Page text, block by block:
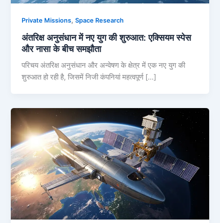
Private Missions,Space Research
अंतरिक्ष अनुसंधान में नए युग की शुरुआत: एक्सियम स्पेस
और नासा के बीच समझौता
परिचय अंतरिक्ष अनुसंधान और अन्वेषण के क्षेत्र में एक नए युग की
शुरुआत हो रही है, जिसमें निजी कंपनियां महत्वपूर्ण […]